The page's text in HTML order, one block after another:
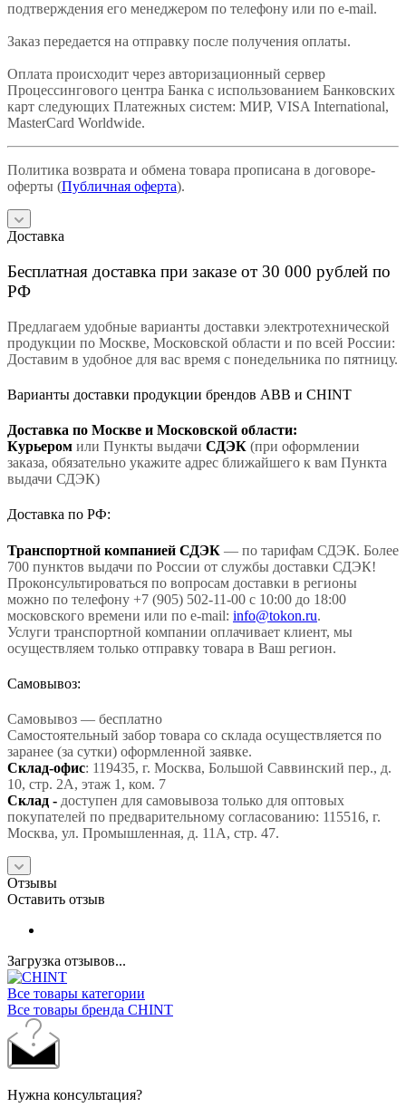
подтверждения его менеджером по телефону или по e-mail.
Заказ передается на отправку после получения оплаты.
Оплата происходит через авторизационный сервер
Процессингового центра Банка с использованием Банковских
карт следующих Платежных систем: МИР, VISA International,
MasterCard Worldwide.
Политика возврата и обмена товара прописана в договоре-
оферты (Публичная оферта).
Доставка
Бесплатная доставка при заказе от 30 000 рублей по
РФ
Предлагаем удобные варианты доставки электротехнической
продукции по Москве, Московской области и по всей России:
Доставим в удобное для вас время с понедельника по пятницу.
Варианты доставки продукции брендов ABB и CHINT
Доставка по Москве и Московской области:
Курьером или Пункты выдачи СДЭК (при оформлении
заказа, обязательно укажите адрес ближайшего к вам Пункта
выдачи СДЭК)
Доставка по РФ:
Транспортной компанией СДЭК — по тарифам СДЭК. Более
700 пунктов выдачи по России от службы доставки СДЭК!
Проконсультироваться по вопросам доставки в регионы
можно по телефону +7 (905) 502-11-00 с 10:00 до 18:00
московского времени или по e-mail: info@tokon.ru.
Услуги транспортной компании оплачивает клиент, мы
осуществляем только отправку товара в Ваш регион.
Самовывоз:
Самовывоз — бесплатно
Самостоятельный забор товара со склада осуществляется по
заранее (за сутки) оформленной заявке.
Склад-офис: 119435, г. Москва, Большой Саввинский пер., д.
10, стр. 2А, этаж 1, ком. 7
Склад - доступен для самовывоза только для оптовых
покупателей по предварительному согласованию: 115516, г.
Москва, ул. Промышленная, д. 11А, стр. 47.
Отзывы
Оставить отзыв
Загрузка отзывов...
Все товары категории
Все товары бренда CHINT
Нужна консультация?